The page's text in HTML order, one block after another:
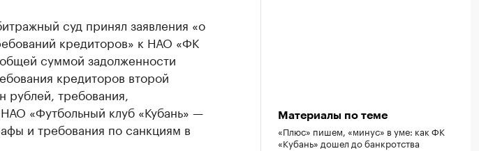
суд принял заявления «о
кредиторов» к НАО «ФК
суммой задолженности
кредиторов второй
требования,
«Футбольный клуб «Кубань» —
и требования по санкциям в
Материалы по теме
«Плюс» пишем, «минус» в уме: как ФК
«Кубань» дошел до банкротства